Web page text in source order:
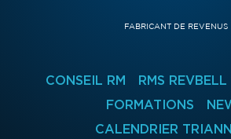
FABRICANT DE REVENUS
CONSEIL RM RMS REVBELL
FORMATIONS
CALENDRIER